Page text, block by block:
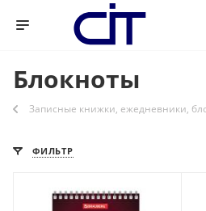
Блокноты
Записные книжки, ежедневники,
ФИЛЬТР